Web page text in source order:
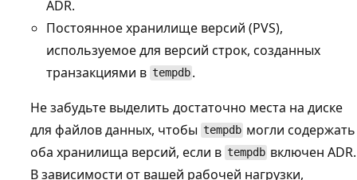
ADR.
Постоянное хранилище версий (PVS),
используемое для версий строк, созданных
транзакциями в tempdb .
Не забудьте выделить достаточно места на диске
для файлов данных, чтобы tempdb могли содержать
оба хранилища версий, если в tempdb включен ADR.
В зависимости от вашей рабочей нагрузки,